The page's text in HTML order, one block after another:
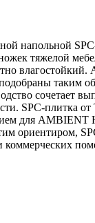
напольной
тяжелой
влагостойкий.
таким
сочетает
SPC-плитка
для AMBIENT
ориентиром,